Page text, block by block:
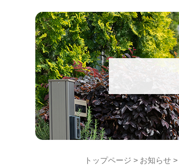
トップページ > お知らせ >